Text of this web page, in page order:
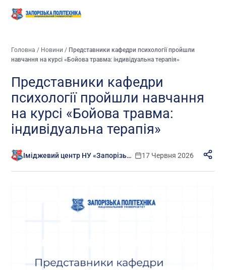
Головна / Новини / Представники кафедри психології пройшли
навчання на курсі «Бойова травма: індивідуальна терапія»
Представники кафедри
психології пройшли навчання
на курсі «Бойова травма:
індивідуальна терапія»
Іміджевий центр НУ «Запорізька політехніка» 17 Червня 2026